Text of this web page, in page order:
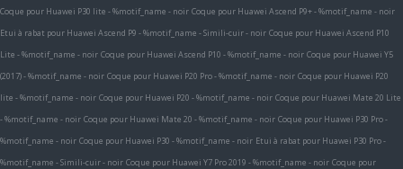
Coque pour Huawei P30 lite - %motif_name - noir Coque pour Huawei Ascend P9+ - %motif_name - noir
Etui à rabat pour Huawei Ascend P9 - %motif_name - Simili-cuir - noir Coque pour Huawei Ascend P10
Lite - %motif_name - noir Coque pour Huawei Ascend P10 - %motif_name - noir Coque pour Huawei Y5
(2017) - %motif_name - noir Coque pour Huawei P20 Pro - %motif_name - noir Coque pour Huawei P20
lite - %motif_name - noir Coque pour Huawei P20 - %motif_name - noir Coque pour Huawei Mate 20 Lite
- %motif_name - noir Coque pour Huawei Mate 20 - %motif_name - noir Coque pour Huawei P30 Pro -
%motif_name - noir Coque pour Huawei P30 - %motif_name - noir Etui à rabat pour Huawei P30 Pro -
%motif_name - Simili-cuir - noir Coque pour Huawei Y7 Pro 2019 - %motif_name - noir Coque pour